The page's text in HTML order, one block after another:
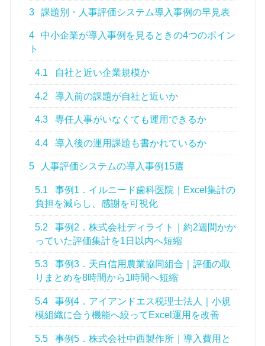
3 課題別・人事評価システム導入事例の早見表
4
中小企業が導入事例を見るときの4つのポイン
ト
4.1 自社と近い企業規模か
4.2 導入前の課題が自社と近いか
4.3 専任人事がいなくても運用できるか
4.4 導入後の運用課題も書かれているか
5 人事評価システムの導入事例15選
5.1
事例1．イルニード歯科医院｜Excel集計の
負担を減らし、感謝を可視化
5.2
事例2．株式会社ディライト｜約2週間かか
っていた評価集計を1日以内へ短縮
5.3
事例3．天白信用農業協同組合｜評価の取
りまとめを8時間から1時間へ短縮
5.4
事例4．アイアンドエス税理士法人｜小規
模組織に合う機能へ絞ってExcel運用を改善
5.5
事例5．株式会社中西製作所｜導入費用と